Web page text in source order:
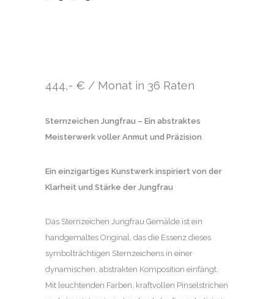
444,- € / Monat in 36 Raten
Sternzeichen Jungfrau – Ein abstraktes
Meisterwerk voller Anmut und Präzision
Ein einzigartiges Kunstwerk inspiriert von der
Klarheit und Stärke der Jungfrau
Das Sternzeichen Jungfrau Gemälde ist ein
handgemaltes Original, das die Essenz dieses
symbolträchtigen Sternzeichens in einer
dynamischen, abstrakten Komposition einfängt.
Mit leuchtenden Farben, kraftvollen Pinselstrichen